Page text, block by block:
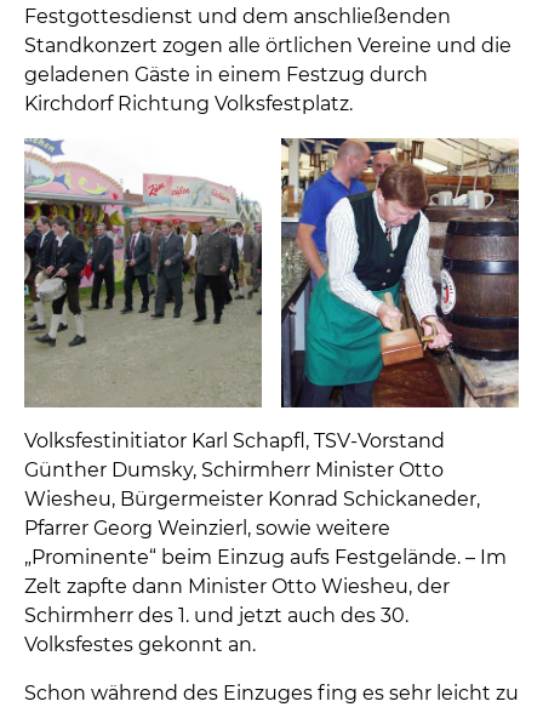
Festgottesdienst und dem anschließenden
Standkonzert zogen alle örtlichen Vereine und die
geladenen Gäste in einem Festzug durch
Kirchdorf Richtung Volksfestplatz.
Volksfestinitiator Karl Schapfl, TSV-Vorstand
Günther Dumsky, Schirmherr Minister Otto
Wiesheu, Bürgermeister Konrad Schickaneder,
Pfarrer Georg Weinzierl, sowie weitere
„Prominente“ beim Einzug aufs Festgelände. – Im
Zelt zapfte dann Minister Otto Wiesheu, der
Schirmherr des 1. und jetzt auch des 30.
Volksfestes gekonnt an.
Schon während des Einzuges fing es sehr leicht zu